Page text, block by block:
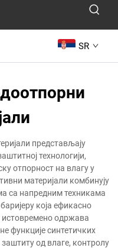
SR
представљају
технологији,
отпорност на влагу у
материјали комбинују
са напредним техникама
која ефикасно
одржава
функције синтетичких
од влаге, контролу